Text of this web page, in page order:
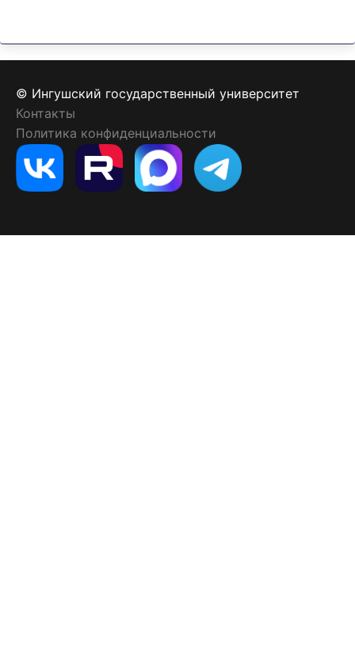
© Ингушский государственный университет
Контакты
Политика конфиденциальности